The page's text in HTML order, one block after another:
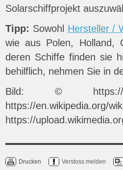
Solarschiffprojekt
Tipp: Sowohl Hersteller /
wie aus Polen, Holland,
deren Schiffe finden sie
behilflich, nehmen Sie in
Bild: © https://
https://en.wikipedia.org/
https://
Drucken Verstoss melden